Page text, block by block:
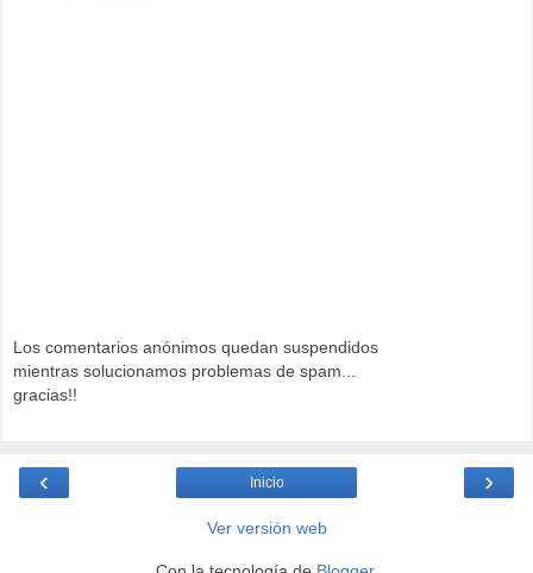
Los comentarios anónimos quedan suspendidos
mientras solucionamos problemas de spam...
gracias!!
‹ ›
Inicio
Ver versión web